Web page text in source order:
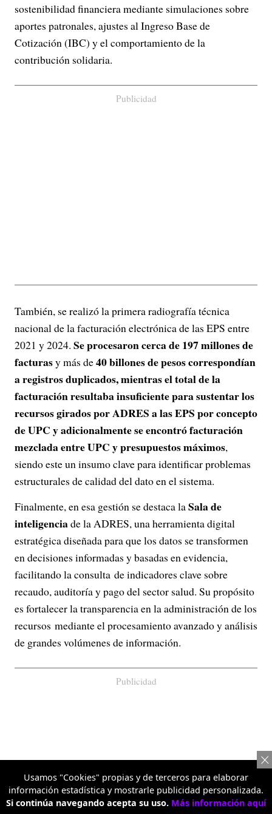
sostenibilidad financiera mediante simulaciones sobre
aportes patronales, ajustes al Ingreso Base de
Cotización (IBC) y el comportamiento de la
contribución solidaria.
Publicidad
También, se realizó la primera radiografía técnica
nacional de la facturación electrónica de las EPS entre
2021 y 2024. Se procesaron cerca de 197 millones de
facturasy más de40 billones de pesos correspondían
a registros duplicados, mientras el total de la
facturación resultaba insuficiente para sustentar los
recursos girados por ADRES a las EPS por concepto
de UPC y adicionalmente se encontró facturación
mezclada entre UPC y presupuestos máximos,
siendo este un insumo clave para identificar problemas
estructurales de calidad del dato en el sistema.
Finalmente, en esa gestión se destaca laSala de
inteligenciade la ADRES, una herramienta digital
estratégica diseñada para que los datos se transformen
en decisiones informadas y basadas en evidencia,
facilitando la consulta de indicadores clave sobre
recaudo, auditoría y pago del sector salud. Su propósito
es fortalecer la transparencia en la administración de los
recursos mediante el procesamiento avanzado y análisis
de grandes volúmenes de información.
Publicidad
Usamos "Cookies" propias y de terceros para elaborar
información estadística y mostrarle publicidad personalizada.
Si continúa navegando acepta su uso. Más información aquí